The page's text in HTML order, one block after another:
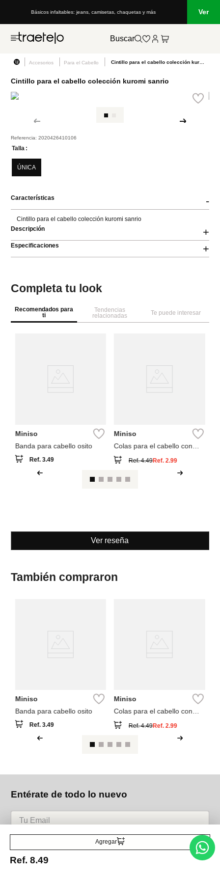
Básicos infaltables: jeans, camisetas, chaquetas y más Ver
Buscar
Accesorios Para el Cabello
Cintillo para el cabello colección kuromi sanrio
Referencia:2020426410106
Talla
ÚNICA
Características -
Cintillo para el cabello colección kuromi sanrio
Descripción
+
Especificaciones +
Agregar
Ref. 8.49
Completa tu look
Recomendados para
ti
Tendencias
relacionadas
Te puede interesar
Miniso
Banda para cabello osito
Ref.3.49
Miniso
Colas para el cabello con
Ref.4.49Ref. 2.99
Ver reseña
También compraron
Miniso
Banda para cabello osito
Ref.3.49
Miniso
Colas para el cabello con
Ref.4.49Ref.2.99
Entérate de todo lo nuevo
Acepto la política de tratamiento de datos personales Suscribirse